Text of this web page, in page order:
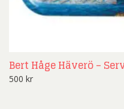
Bert Håge Häverö –
500 kr